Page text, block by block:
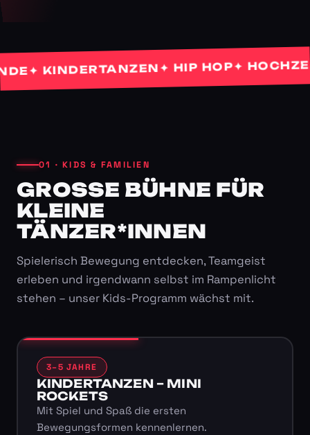
KINDERTANZEN✦ HIP HOP ✦
01 · KIDS & FAMILIEN
GROSSE BÜHNE FÜR K
LEINE T
ÄNZER*INNEN
Spielerisch Bewegung entdecken, Teamgeist
erleben und irgendwann selbst im Rampenlicht
stehen – unser Kids-Programm wächst mit.
3–5 JAHRE
KINDERTANZEN – MINI
ROCKETS
Mit Spiel und Spaß die ersten
Bewegungsformen kennenlernen.